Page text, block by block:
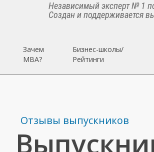
Независимый эксперт № 1
Создан и поддерживается
Зачем
MBA?
Бизнес-школы/
Рейтинги
Отзывы выпускников